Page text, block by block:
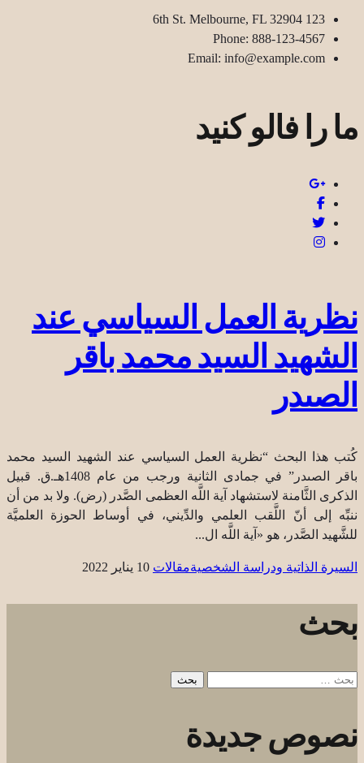
123 6th St. Melbourne, FL 32904
Phone: 888-123-4567
Email: info@example.com
ما را فالو کنید
نظرية العمل السياسي عند
الشهيد السيد محمد باقر
الصىدر
كُتب هذا البحث “نظرية العمل السياسي عند الشهيد السيد محمد
باقر الصىدر” في جمادى الثانية ورجب من عام 1408هـ.ق. قبيل
الذكرى الثَّامنة لاستشهاد آية اللَّه العظمى الصَّدر (رض). ولا بد من أن
ننبِّه إلى أنّ اللَّقب العلمي والدِّيني، في أوساط الحوزة العلميَّة
للشَّهيد الصَّدر، هو «آية اللَّه ال...
السيرة الذاتية ودراسة الشخصيةمقالات 10 يناير 2022
بحث
البحث
نصوص جديدة